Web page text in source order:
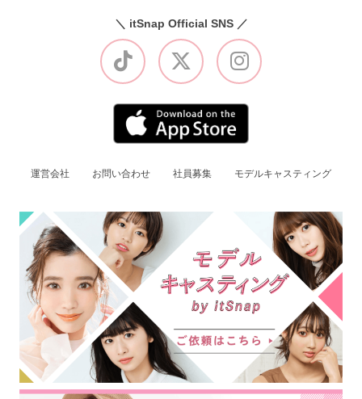
＼ itSnap Official SNS ／
運営会社 お問い合わせ 社員募集 モデルキャスティング